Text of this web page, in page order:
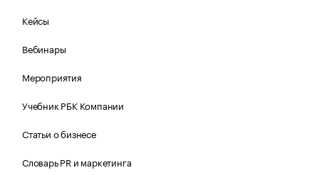
Кейсы
Вебинары
Мероприятия
Учебник РБК Компании
Статьи о бизнесе
Словарь PR и маркетинга